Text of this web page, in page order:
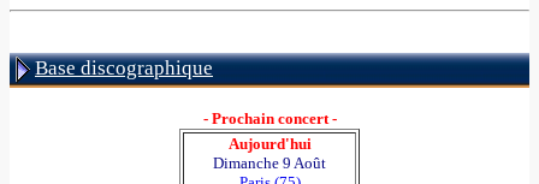
Base discographique
- Prochain concert -
Aujourd'hui
Dimanche 9 Août